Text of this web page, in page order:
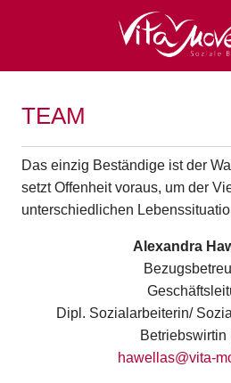
VITA MOVERE
TEAM
Das einzig Beständige ist der
setzt Offenheit voraus, um der
unterschiedlichen
Alexandra
Dipl. Sozialarbeiterin/
Betriebswirtin
hawellas@vita-